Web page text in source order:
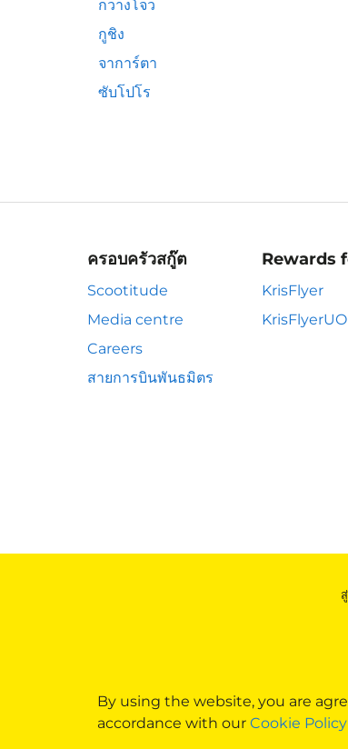
By using the website, you are
accordance with our Cookie Policy
กวางโจว
กูชิง
จาการ์ตา
ซับโปโร
ครอบครัวสกู๊ต
Scootitude
Media centre
Careers
สายการบินพันธมิตร
Rewards
KrisFlyer